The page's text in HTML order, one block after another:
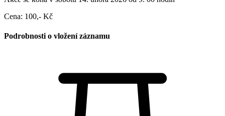
Cena: 100,- Kč
Podrobnosti o vložení záznamu